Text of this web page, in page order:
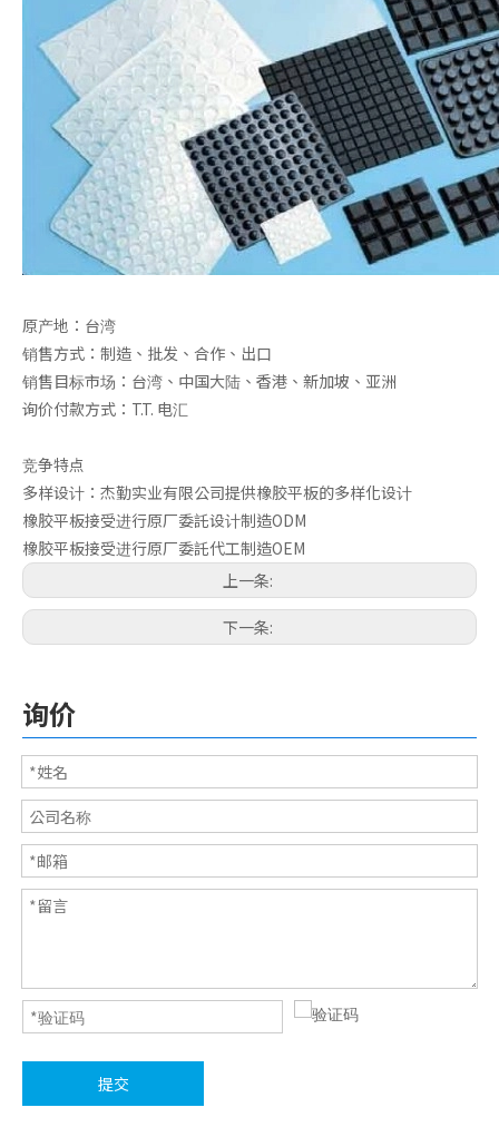
脚垫 背胶脚垫
3M背胶脚垫 脚垫
电子用橡胶脚垫系列
车用橡胶 3M自黏脚垫
原产地：台湾
销售方式：制造、批发、合作、出口
销售目标市场：台湾、中国大陆、香港、新加坡、亚洲
询价付款方式：T.T. 电汇
竞争特点
多样设计：杰勤实业有限公司提供橡胶平板的多样化设计
橡胶平板接受进行原厂委託设计制造ODM
橡胶平板接受进行原厂委託代工制造OEM
上一条:
下一条:
询价
提交